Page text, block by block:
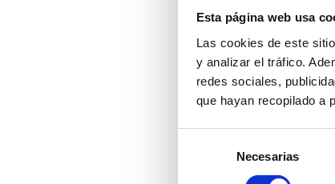
Esta página web usa
Las cookies de este
y analizar el tráfico.
redes sociales,
que hayan recopilado a
consentimiento
Necesarias